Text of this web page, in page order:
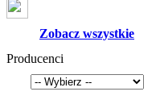
Zobacz wszystkie
Producenci